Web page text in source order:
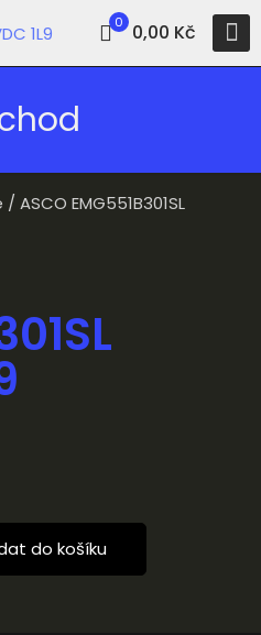
0 0,00 Kč
/ ASCO EMG551B301SL
do košíku